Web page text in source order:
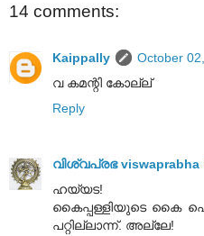
14 comments:
Kaippally
October
വ കമന്റി കോല്ല്
Reply
വിശ്വപ്രഭ viswaprabha
ഹയ്യട!
കൈപ്പള്ളിയുടെ കൈ
പറ്റില്ലാന്ന്‌. അല്ലേ!